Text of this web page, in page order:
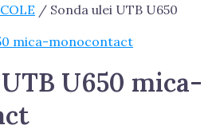
/ Sonda ulei UTB U650
U650 mica-